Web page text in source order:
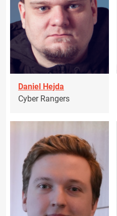
Daniel Hejda
Cyber Rangers